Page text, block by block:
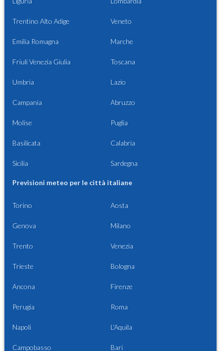
Trentino Alto Adige Veneto
Emilia Romagna Marche
Friuli Venezia Giulia Toscana
Umbria Lazio
Campania Abruzzo
Molise Puglia
Basilicata Calabria
Sicilia Sardegna
Previsioni meteo per le città italiane
Torino Aosta
Genova Milano
Trento Venezia
Trieste Bologna
Ancona Firenze
Perugia Roma
Napoli L'Aquila
Campobasso Bari